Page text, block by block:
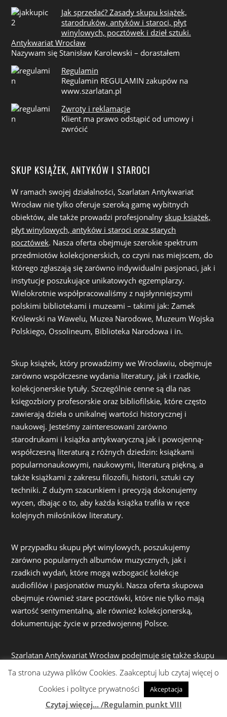
Jak sprzedać? Zasady skupu książek,
starodruków, antyków i staroci, płyt
winylowych, pocztówek i dzieł sztuki.
Antykwariat Wrocław
Nazywam się Stanisław Karolewski – dorastałem
Regulamin
Regulamin REGULAMIN zakupów na
www.szarlatan.pl
Zwroty i reklamacje
Klient ma prawo odstąpić od umowy i
zwrócić
SKUP KSIĄŻEK, ANTYKÓW I STAROCI
W ramach swojej działalności, Szarlatan Antykwariat
Wrocław nie tylko oferuje szeroką gamę wybitnych
obiektów, ale także prowadzi profesjonalnyskup książek,
płyt winylowych, antyków i staroci oraz starych
pocztówek. Nasza oferta obejmuje szerokie spektrum
przedmiotów kolekcjonerskich, co czyni nas miejscem, do
którego zgłaszają się zarówno indywidualni pasjonaci, jak i
instytucje poszukujące unikatowych egzemplarzy.
Wielokrotnie współpracowaliśmy z najsłynniejszymi
polskimi bibliotekami i muzeami – takimi jak: Zamek
Królewski na Wawelu, Muzea Narodowe, Muzeum Wojska
Polskiego, Ossolineum, Biblioteka Narodowa i in.
Skup książek, który prowadzimy we Wrocławiu, obejmuje
zarówno współczesne wydania literatury, jak i rzadkie,
kolekcjonerskie tytuły. Szczególnie cenne są dla nas
księgozbiory profesorskie oraz bibliofilskie, które często
zawierają dzieła o unikalnej wartości historycznej i
naukowej. Jesteśmy zainteresowani zarówno
starodrukami i książka antykwaryczną jak i powojenną-
współczesną literaturą z różnych dziedzin: książkami
popularnonaukowymi, naukowymi, literaturą piękną, a
także książkami z zakresu filozofii, historii, sztuki czy
techniki. Z dużym szacunkiem i precyzją dokonujemy
wycen, dbając o to, aby każda książka trafiła w ręce
kolejnych miłośników literatury.
W przypadku skupu płyt winylowych, poszukujemy
zarówno popularnych albumów muzycznych, jak i
rzadkich wydań, które mogą wzbogacić kolekcje
audiofilów i pasjonatów muzyki. Nasza oferta skupowa
obejmuje również stare pocztówki, które nie tylko mają
wartość sentymentalną, ale również kolekcjonerską,
dokumentując życie w przedwojennej Polsce.
Szarlatan Antykwariat Wrocław podejmuje się także skupu
antyków – przedmiotów o wyjątkowej wartości
artystycznej, rzemieślniczej i historycznej. Niezależnie od
tego, czy są to wyroby artystyczne z PRL czy
osiemnastowieczna porcelana, obrazy, czy inne starocie, z
Ta strona używa plików Cookies. Zaakceptuj lub czytaj więcej o
Cookies i polityce prywatności
Akceptacja
Czytaj więcej... /Regulamin punkt VIII